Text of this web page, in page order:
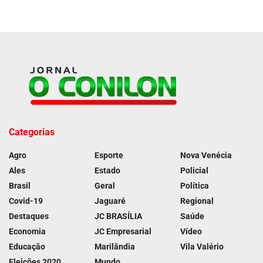
Categorias
Agro
Ales
Brasil
Covid-19
Destaques
Economia
Educação
Esporte
Estado
Geral
Jaguaré
JC BRASÍLIA
JC Empresarial
Marilândia
Nova Venécia
Policial
Política
Regional
Saúde
Vídeo
Vila Valério